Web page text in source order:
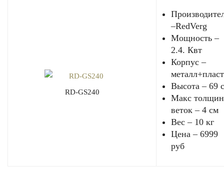
RD-GS240
–RedVerg
Мощность –
2.4. Квт
Корпус –
Высота – 69
Макс
веток – 4 см
Вес – 10 кг
Цена – 6999
руб